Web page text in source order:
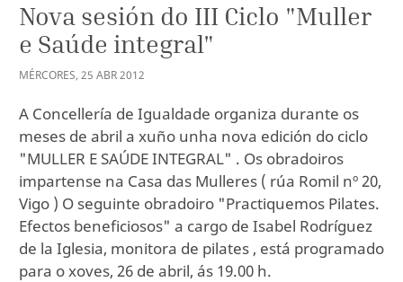
Nova sesión do III Ciclo "Muller
e Saúde integral"
MÉRCORES, 25 ABR2012
A Concellería de Igualdade organiza durante os
meses de abril a xuño unha nova edición do ciclo
"MULLER E SAÚDE INTEGRAL" . Os obradoiros
impartense na Casa das Mulleres ( rúa Romil nº 20,
Vigo ) O seguinte obradoiro "Practiquemos Pilates.
Efectos beneficiosos" a cargo de Isabel Rodríguez
de la Iglesia, monitora de pilates , está programado
para o xoves, 26 de abril, ás 19.00 h.